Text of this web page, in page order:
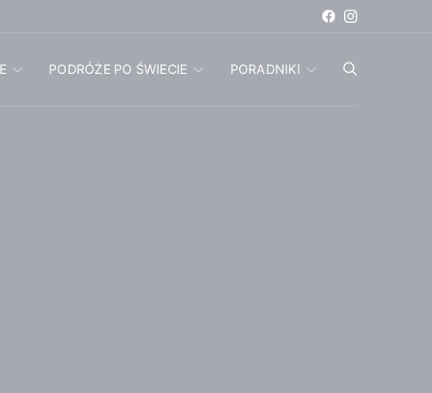
PODRÓŻE PO ŚWIECIE PORADNIKI